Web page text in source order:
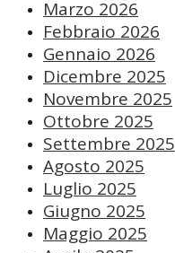
Marzo 2026
Febbraio 2026
Gennaio 2026
Dicembre 2025
Novembre 2025
Ottobre 2025
Settembre 2025
Agosto 2025
Luglio 2025
Giugno 2025
Maggio 2025